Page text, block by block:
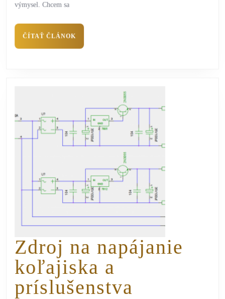
výmysel. Chcem sa
ČÍTAŤ ČLÁNOK
Zdroj na napájanie
koľajiska a
príslušenstva